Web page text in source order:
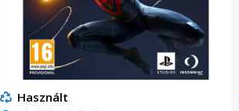
Használt